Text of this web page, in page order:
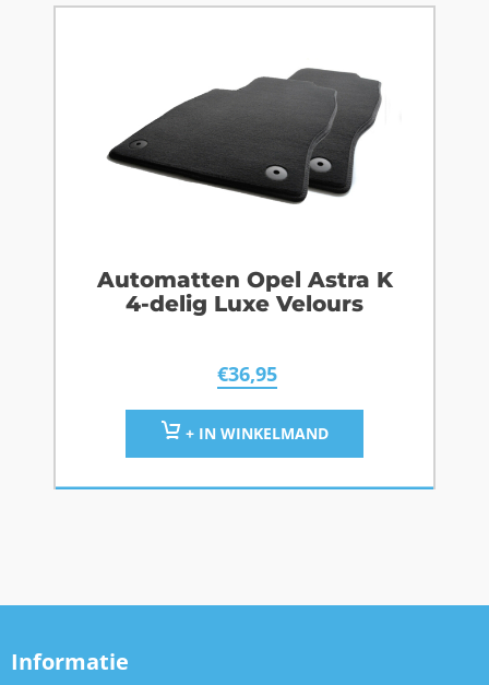
Automatten Opel Astra K
4-delig Luxe Velours
€36,95
+ IN WINKELMAND
Informatie